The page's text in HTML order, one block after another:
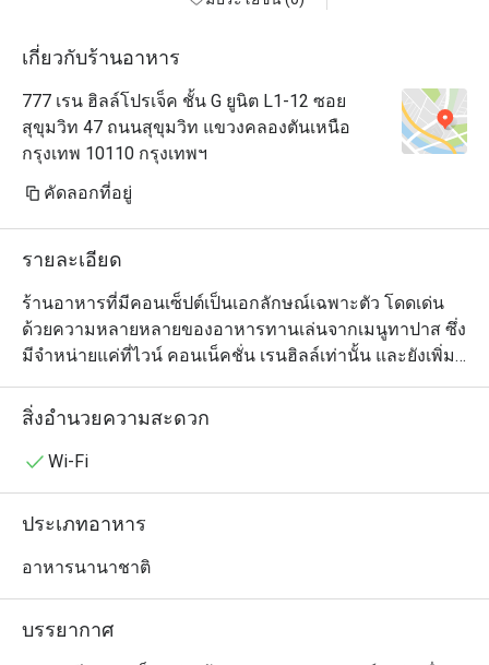
เกี่ยวกับร้านอาหาร
777 เรน ฮิลล์โปรเจ็ค ชั้น G ยูนิต L1-12 ซอย
สุขุมวิท 47 ถนนสุขุมวิท แขวงคลองตันเหนือ
กรุงเทพ 10110 กรุงเทพฯ
คัดลอกที่อยู่
รายละเอียด
ร้านอาหารที่มีคอนเซ็ปต์เป็นเอกลักษณ์เฉพาะตัว โดดเด่น
ด้วยความหลายหลายของอาหารทานเล่นจากเมนูทาปาส ซึ่ง
มีจำหน่ายแค่ที่ไวน์ คอนเน็คชั่น เรนฮิลล์เท่านั้น และยังเพิ่ม
ความหลากหลายด้วยเมนูพิซซ่า พาสต้า สเต็ก และอาหาร
จานหลักอื่นๆอีกด้วย นอกจากนี้ยังมีค็อกเทล สุรา และ เบียร์
ไปกว่านั้น เรายังมีไวน์เซลล่าให้ลูกค้าได้เดินเข้าไปเลือกชม
สิ่งอำนวยความสะดวก
Wi-Fi
ประเภทอาหาร
อาหารนานาชาติ
บรรยากาศ